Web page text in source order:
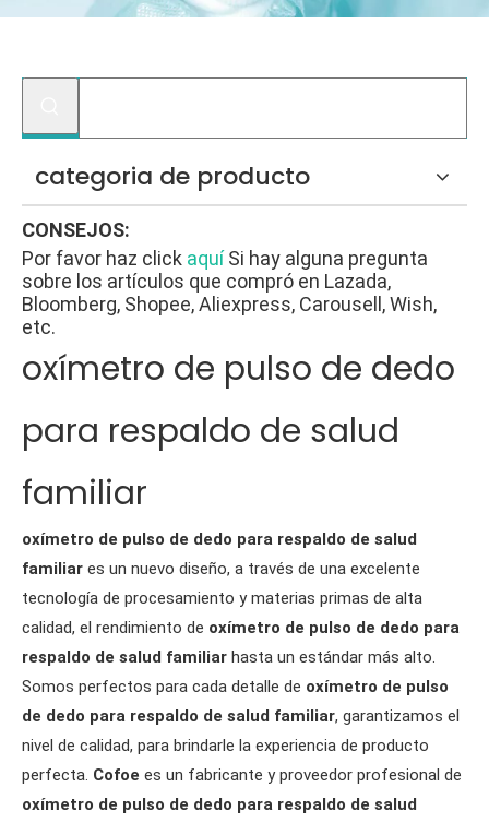
categoria de producto
CONSEJOS:
Por favor haz click aquí Si hay alguna pregunta
sobre los artículos que compró en Lazada,
Bloomberg, Shopee, Aliexpress, Carousell, Wish,
etc.
oxímetro de pulso de dedo
para respaldo de salud
familiar
oxímetro de pulso de dedo para respaldo de salud
familiar es un nuevo diseño, a través de una excelente
tecnología de procesamiento y materias primas de alta
calidad, el rendimiento de oxímetro de pulso de dedo para
respaldo de salud familiar hasta un estándar más alto.
Somos perfectos para cada detalle de oxímetro de pulso
de dedo para respaldo de salud familiar, garantizamos el
nivel de calidad, para brindarle la experiencia de producto
perfecta. Cofoe es un fabricante y proveedor profesional de
oxímetro de pulso de dedo para respaldo de salud